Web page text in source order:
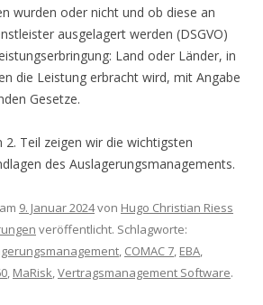
wurden oder nicht und ob diese an
ausgelagert werden (DSGVO)
Land oder Länder, in
die Leistung erbracht wird, mit Angabe
Gesetze.
2. Teil zeigen wir die wichtigsten
des Auslagerungsmanagements.
9. Januar 2024von Hugo Christian Riess
veröffentlicht. Schlagworte:
, COMAC 7, EBA,
, MaRisk,Vertragsmanagement Software.